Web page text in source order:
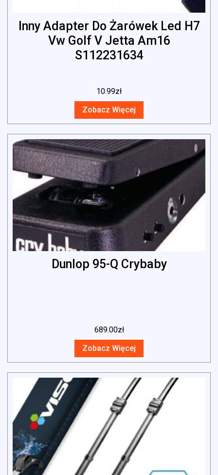
Inny Adapter Do Żarówek Led H7
Vw Golf V Jetta Am16
S112231634
10.99zł
Zobacz Więcej
Dunlop 95-Q Crybaby
689.00zł
Zobacz Więcej